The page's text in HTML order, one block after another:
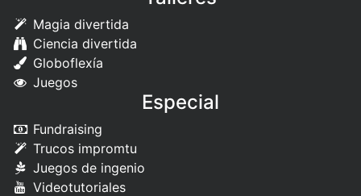
Magia divertida
Ciencia divertida
Globoflexía
Juegos
Especial
Fundraising
Trucos impromtu
Juegos de ingenio
Videotutoriales